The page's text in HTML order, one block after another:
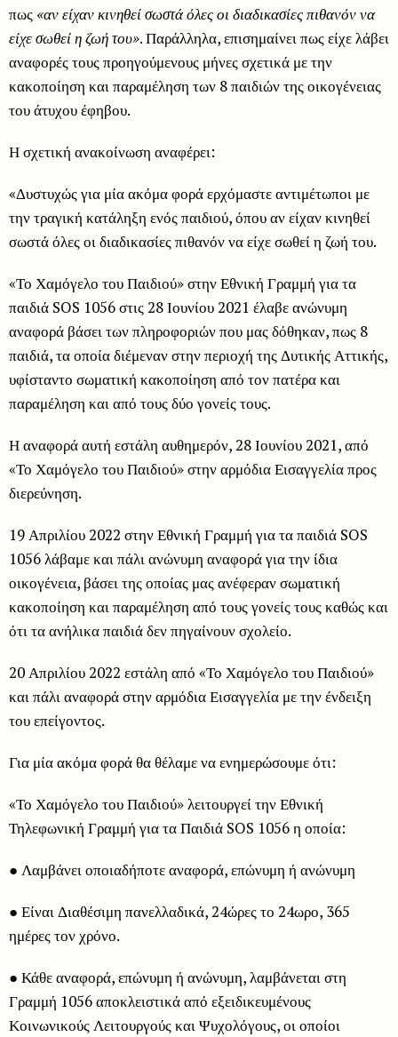
πως «αν είχαν κινηθεί σωστά όλες οι διαδικασίες πιθανόν να
είχε σωθεί η ζωή του». Παράλληλα, επισημαίνει πως είχε λάβει
αναφορές τους προηγούμενους μήνες σχετικά με την
κακοποίηση και παραμέληση των 8 παιδιών της οικογένειας
του άτυχου έφηβου.
Η σχετική ανακοίνωση αναφέρει:
«Δυστυχώς για μία ακόμα φορά ερχόμαστε αντιμέτωποι με
την τραγική κατάληξη ενός παιδιού, όπου αν είχαν κινηθεί
σωστά όλες οι διαδικασίες πιθανόν να είχε σωθεί η ζωή του.
«Το Χαμόγελο του Παιδιού» στην Εθνική Γραμμή για τα
παιδιά SOS 1056 στις 28 Ιουνίου 2021 έλαβε ανώνυμη
αναφορά βάσει των πληροφοριών που μας δόθηκαν, πως 8
παιδιά, τα οποία διέμεναν στην περιοχή της Δυτικής Αττικής,
υφίσταντο σωματική κακοποίηση από τον πατέρα και
παραμέληση και από τους δύο γονείς τους.
Η αναφορά αυτή εστάλη αυθημερόν, 28 Ιουνίου 2021, από
«Το Χαμόγελο του Παιδιού» στην αρμόδια Εισαγγελία προς
διερεύνηση.
19 Απριλίου 2022 στην Εθνική Γραμμή για τα παιδιά SOS
1056 λάβαμε και πάλι ανώνυμη αναφορά για την ίδια
οικογένεια, βάσει της οποίας μας ανέφεραν σωματική
κακοποίηση και παραμέληση από τους γονείς τους καθώς και
ότι τα ανήλικα παιδιά δεν πηγαίνουν σχολείο.
20 Απριλίου 2022 εστάλη από «Το Χαμόγελο του Παιδιού»
και πάλι αναφορά στην αρμόδια Εισαγγελία με την ένδειξη
του επείγοντος.
Για μία ακόμα φορά θα θέλαμε να ενημερώσουμε ότι:
«Το Χαμόγελο του Παιδιού» λειτουργεί την Εθνική
Τηλεφωνική Γραμμή για τα Παιδιά SOS 1056 η οποία:
● Λαμβάνει οποιαδήποτε αναφορά, επώνυμη ή ανώνυμη
● Είναι Διαθέσιμη πανελλαδικά, 24ώρες το 24ωρο, 365
ημέρες τον χρόνο.
● Κάθε αναφορά, επώνυμη ή ανώνυμη, λαμβάνεται στη
Γραμμή 1056 αποκλειστικά από εξειδικευμένους
Κοινωνικούς Λειτουργούς και Ψυχολόγους, οι οποίοι